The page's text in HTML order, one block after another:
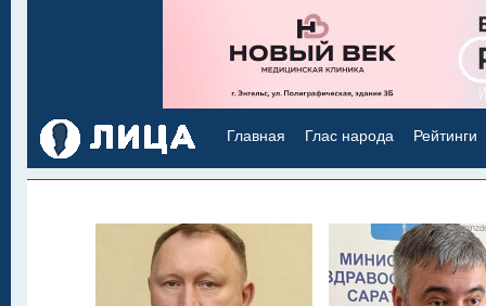
Главная Глас народа Рейтинги